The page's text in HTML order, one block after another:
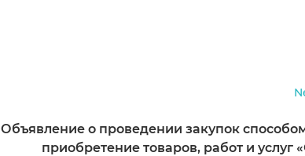
Объявление о проведении закупок
приобретение товаров, работ и услуг